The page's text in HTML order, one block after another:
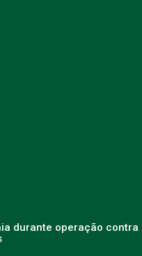
durante operação contra